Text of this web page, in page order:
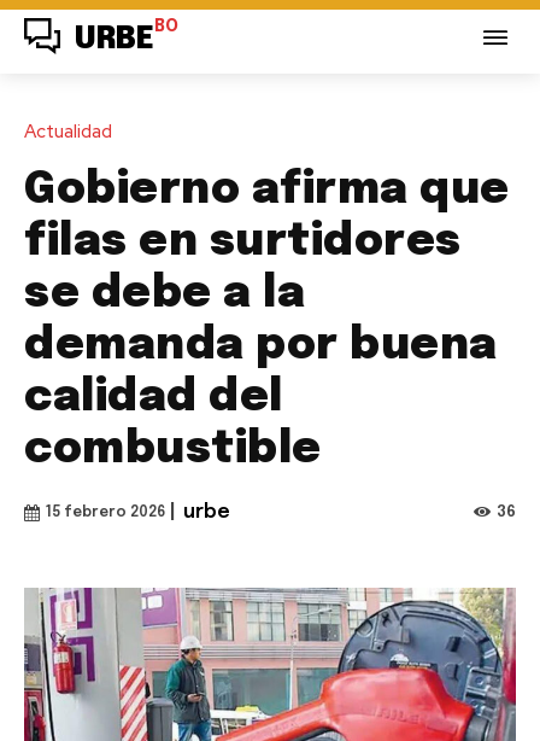
URBE BO
Actualidad
Gobierno afirma que
filas en surtidores
se debe a la
demanda por buena
calidad del
combustible
15 febrero 2026 urbe 36